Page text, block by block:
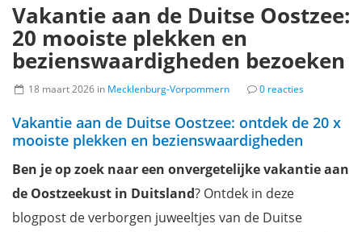
Vakantie aan de Duitse Oostzee:
20 mooiste plekken en
bezienswaardigheden bezoeken
18 maart 2026 in Mecklenburg-Vorpommern 0 reacties
Vakantie aan de Duitse Oostzee: ontdek de 20 x
mooiste plekken en bezienswaardigheden
Ben je op zoek naar een onvergetelijke vakantie aan
de Oostzeekust in Duitsland? Ontdek in deze
blogpost de verborgen juweeltjes van de Duitse